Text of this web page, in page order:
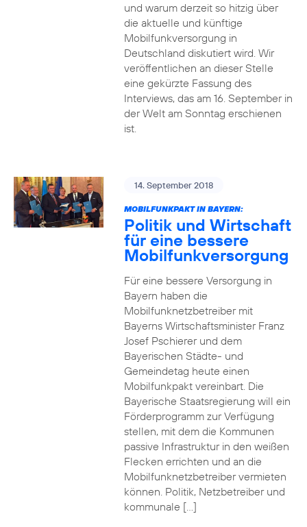
und warum derzeit so hitzig über
die aktuelle und künftige
Mobilfunkversorgung in
Deutschland diskutiert wird. Wir
veröffentlichen an dieser Stelle
eine gekürzte Fassung des
Interviews, das am 16. September in
der Welt am Sonntag erschienen
ist.
14. September 2018
MOBILFUNKPAKT IN BAYERN:
Politik und Wirtschaft
für eine bessere
Mobilfunkversorgung
Für eine bessere Versorgung in
Bayern haben die
Mobilfunknetzbetreiber mit
Bayerns Wirtschaftsminister Franz
Josef Pschierer und dem
Bayerischen Städte- und
Gemeindetag heute einen
Mobilfunkpakt vereinbart. Die
Bayerische Staatsregierung will ein
Förderprogramm zur Verfügung
stellen, mit dem die Kommunen
passive Infrastruktur in den weißen
Flecken errichten und an die
Mobilfunknetzbetreiber vermieten
können. Politik, Netzbetreiber und
kommunale […]